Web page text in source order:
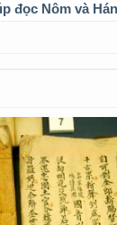
đọc Nôm và